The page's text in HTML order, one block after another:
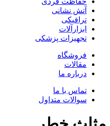
آتش نشانی
ترافیکی
ابزارآلات
تجهیزات پزشکی
فروشگاه
مقالات
درباره ما
تماس با ما
سوالات متداول